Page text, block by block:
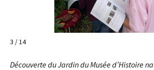
3 / 14
Découverte du Jardin du Musée d’Histoire